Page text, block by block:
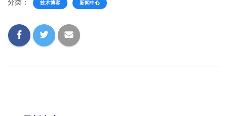
分类： 技术博客 新闻中心